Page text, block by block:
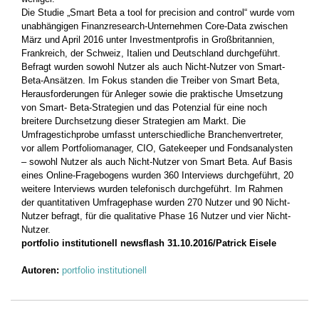
Die Studie „Smart Beta a tool for precision and control“ wurde vom
unabhängigen Finanzresearch-Unternehmen Core-Data zwischen
März und April 2016 unter Investmentprofis in Großbritannien,
Frankreich, der Schweiz, Italien und Deutschland durchgeführt.
Befragt wurden sowohl Nutzer als auch Nicht-Nutzer von Smart-
Beta-Ansätzen. Im Fokus standen die Treiber von Smart Beta,
Herausforderungen für Anleger sowie die praktische Umsetzung
von Smart- Beta-Strategien und das Potenzial für eine noch
breitere Durchsetzung dieser Strategien am Markt. Die
Umfragestichprobe umfasst unterschiedliche Branchenvertreter,
vor allem Portfoliomanager, CIO, Gatekeeper und Fondsanalysten
– sowohl Nutzer als auch Nicht-Nutzer von Smart Beta. Auf Basis
eines Online-Fragebogens wurden 360 Interviews durchgeführt, 20
weitere Interviews wurden telefonisch durchgeführt. Im Rahmen
der quantitativen Umfragephase wurden 270 Nutzer und 90 Nicht-
Nutzer befragt, für die qualitative Phase 16 Nutzer und vier Nicht-
Nutzer.
portfolio institutionell newsflash 31.10.2016/Patrick Eisele
Autoren: portfolio institutionell